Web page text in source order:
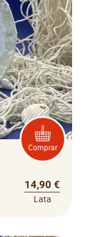
Comprar
14,90 €
Lata